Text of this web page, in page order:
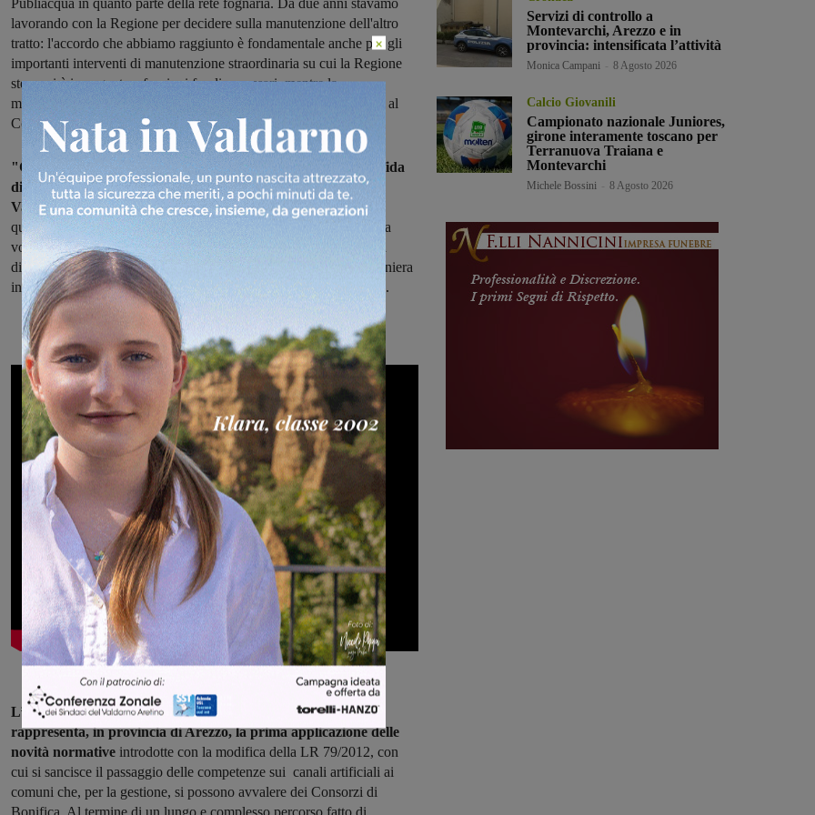
Publiacqua in quanto parte della rete fognaria. Da due anni stavamo
lavorando con la Regione per decidere sulla manutenzione dell'altro
tratto: l'accordo che abbiamo raggiunto è fondamentale anche per gli
importanti interventi di manutenzione straordinaria su cui la Regione
stessa si è impegnata a fornire i fondi necessari, mentre la
manutenzione ordinaria in partecipazione fra comuni sarà affidata al
Consorzio di Bonifica".
"Con grande senso di responsabilità il Consorzio accetta la sfida
di gestire questo Canale – ha detto la neo Presidente dell'Alto
Valdarno, Serena Stefani –ci è chiaro l'importante ruolo che ha
questo corso d'acqua per usi irrigui e industriali, oltre che civili. La
volontà del Consorzio è di lavorare insieme ai territori e mettersi a
disposizione, e questo ne è un chiaro esempio. Lavoreremo in maniera
intensa con i comuni per la gestione e l'organizzazione dei lavori".
L’accordo raggiunto arriva a sanare criticità annose,e
rappresenta, in provincia di Arezzo, la prima applicazione delle
novità normative introdotte con la modifica della LR 79/2012, con
cui si sancisce il passaggio delle competenze sui canali artificiali ai
comuni che, per la gestione, si possono avvalere dei Consorzi di
Bonifica. Al termine di un lungo e complesso percorso fatto di
Servizi di controllo a
Montevarchi, Arezzo e in
provincia: intensificata l’attività
Monica Campani 8 Agosto 2026
Calcio Giovanili
Campionato nazionale Juniores,
girone interamente toscano per
Terranuova Traiana e
Montevarchi
Michele Bossini 8 Agosto 2026
×